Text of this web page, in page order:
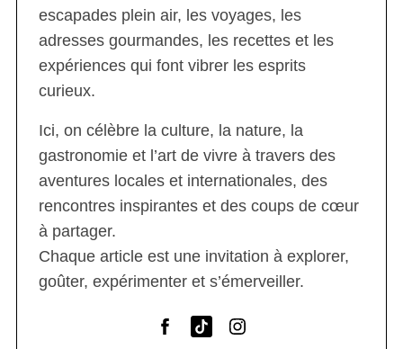
escapades plein air, les voyages, les
adresses gourmandes, les recettes et les
expériences qui font vibrer les esprits
curieux.
Ici, on célèbre la culture, la nature, la
gastronomie et l’art de vivre à travers des
aventures locales et internationales, des
rencontres inspirantes et des coups de cœur
à partager.
Chaque article est une invitation à explorer,
goûter, expérimenter et s’émerveiller.